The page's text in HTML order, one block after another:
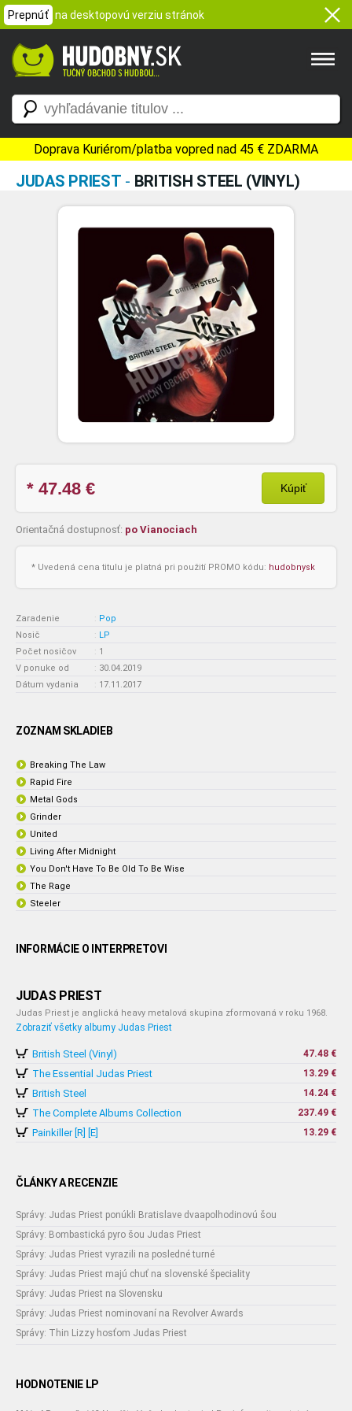
Prepnúť na desktopovú verziu stránok
Doprava Kuriérom/platba vopred nad 45 € ZDARMA
JUDAS PRIEST - BRITISH STEEL (VINYL)
* 47.48 € Kúpiť
Orientačná dostupnosť: po Vianociach
* Uvedená cena titulu je platná pri použití PROMO kódu: hudobnysk
Zaradenie : Pop
Nosič
: LP
Počet nosičov
: 1
V ponuke od
: 30.04.2019
Dátum vydania
: 17.11.2017
ZOZNAM SKLADIEB
Breaking The Law
Rapid Fire
Metal Gods
Grinder
United
Living After Midnight
You Don't Have To Be Old To Be Wise
The Rage
Steeler
INFORMÁCIE O INTERPRETOVI
JUDAS PRIEST
Judas Priest je anglická heavy metalová skupina zformovaná v roku 1968.
Zobraziť všetky albumy Judas Priest
British Steel (Vinyl) 47.48 €
The Essential Judas Priest 13.29 €
British Steel 14.24 €
The Complete Albums Collection 237.49 €
Painkiller [R] [E] 13.29 €
ČLÁNKY A RECENZIE
Správy: Judas Priest ponúkli Bratislave dvaapolhodinovú šou
Správy: Bombastická pyro šou Judas Priest
Správy: Judas Priest vyrazili na posledné turné
Správy: Judas Priest majú chuť na slovenské špeciality
Správy: Judas Priest na Slovensku
Správy: Judas Priest nominovaní na Revolver Awards
Správy: Thin Lizzy hosťom Judas Priest
HODNOTENIE LP